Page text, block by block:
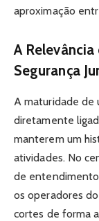
aproximação
A
Segurança
A maturidade de
diretamente
manterem um
atividades. No
de
os operadores
cortes de forma